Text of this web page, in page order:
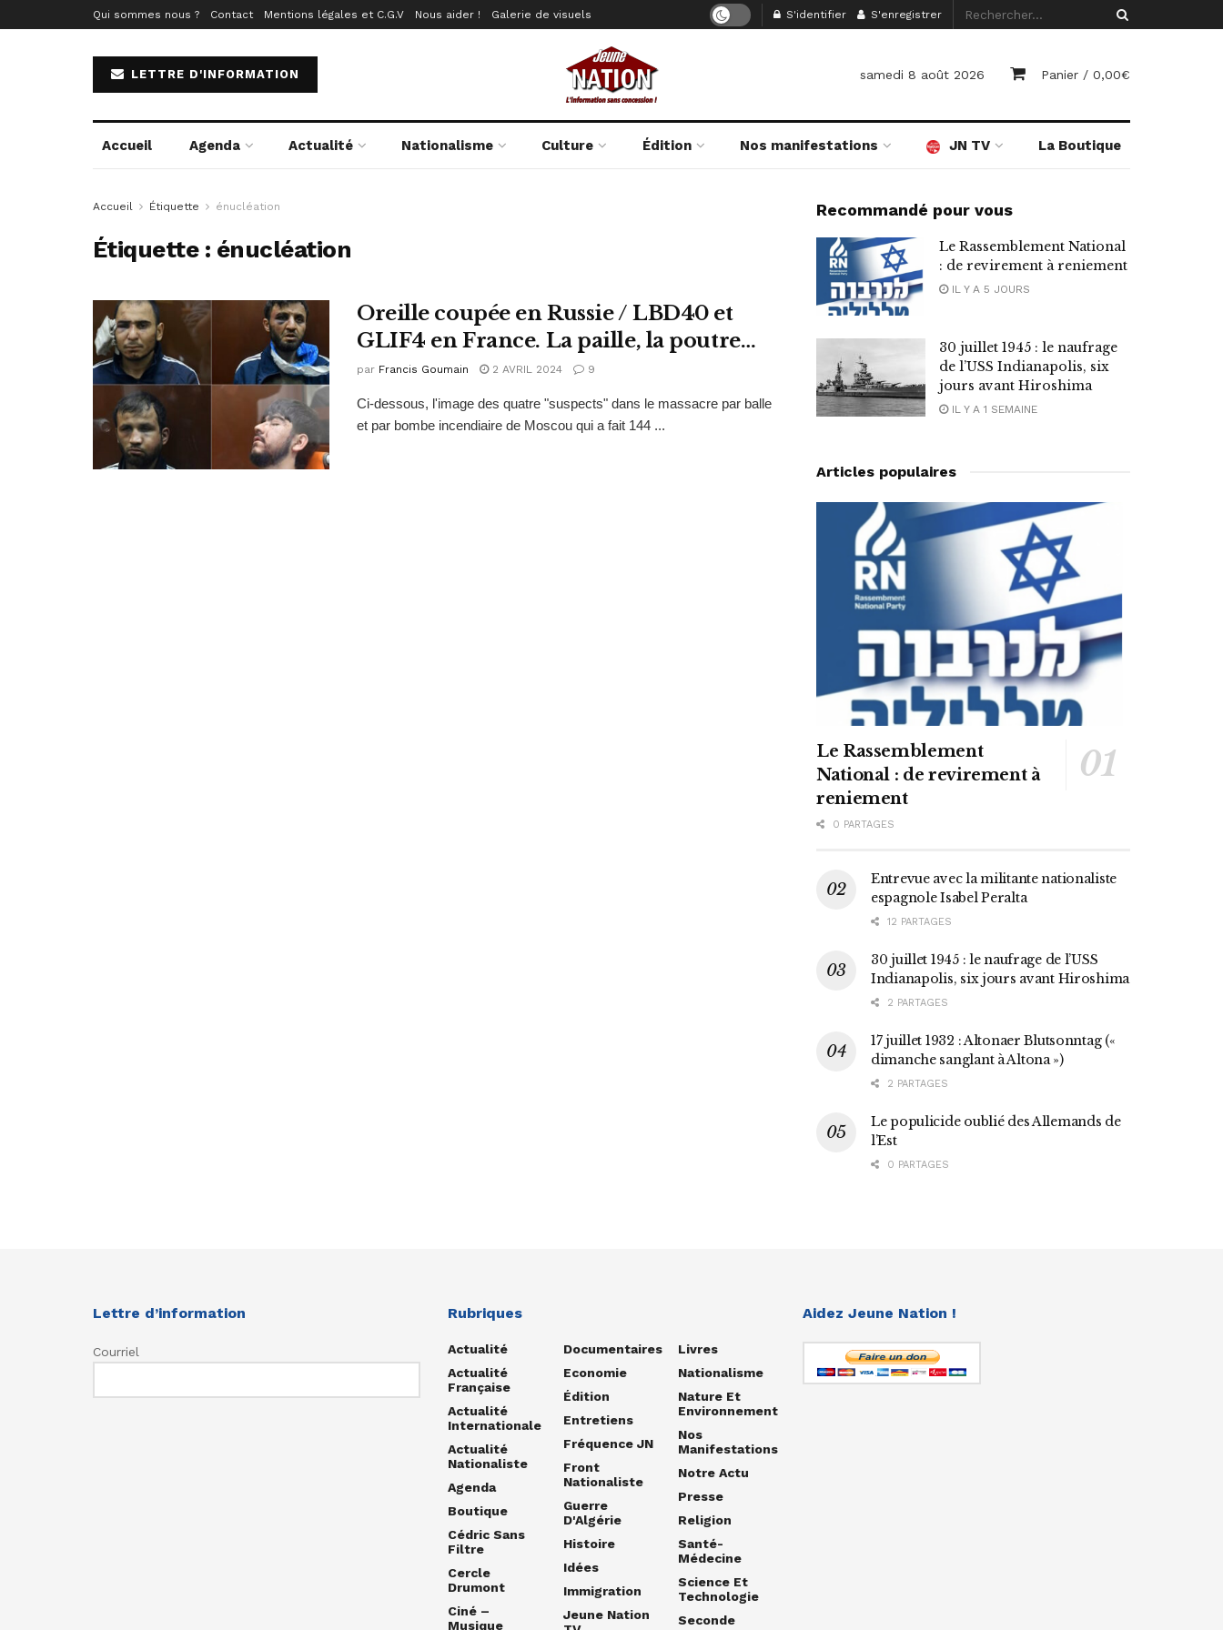
Qui sommes nous ? Contact Mentions légales et C.G.V Nous aider ! Galerie de visuels S'identifier S'enregistrer
LETTRE D'INFORMATION samedi 8 août 2026 Panier / 0,00€
Accueil Agenda Actualité Nationalisme Culture Édition Nos manifestations JN TV La Boutique
Accueil Étiquette énucléation
Étiquette : énucléation
Oreille coupée en Russie / LBD40 et
GLIF4 en France. La paille, la poutre…
par Francis Goumain 2 AVRIL 2024 9
Ci-dessous, l'image des quatre "suspects" dans le massacre par balle
et par bombe incendiaire de Moscou qui a fait 144 ...
Recommandé pour vous
Le Rassemblement National
: de revirement à reniement
IL Y A 5 JOURS
30 juillet 1945 : le naufrage
de l’USS Indianapolis, six
jours avant Hiroshima
IL Y A 1 SEMAINE
Articles populaires
Le Rassemblement
National : de revirement à
reniement
0 PARTAGES
Entrevue avec la militante nationaliste
espagnole Isabel Peralta
12 PARTAGES
30 juillet 1945 : le naufrage de l’USS
Indianapolis, six jours avant Hiroshima
2 PARTAGES
17 juillet 1932 : Altonaer Blutsonntag («
dimanche sanglant à Altona »)
2 PARTAGES
Le populicide oublié des Allemands de
l’Est
0 PARTAGES
Lettre d’information
Courriel
Rubriques
Actualité
Actualité
Française
Actualité
Internationale
Actualité
Nationaliste
Agenda
Boutique
Cédric Sans
Filtre
Cercle
Drumont
Ciné –
Musique
Documentaires
Economie
Édition
Entretiens
Fréquence JN
Front
Nationaliste
Guerre
D'Algérie
Histoire
Idées
Immigration
Jeune Nation
Livres
Nationalisme
Nature Et
Environnement
Nos
Manifestations
Notre Actu
Presse
Religion
Santé-
Médecine
Science Et
Technologie
Seconde
Aidez Jeune Nation !